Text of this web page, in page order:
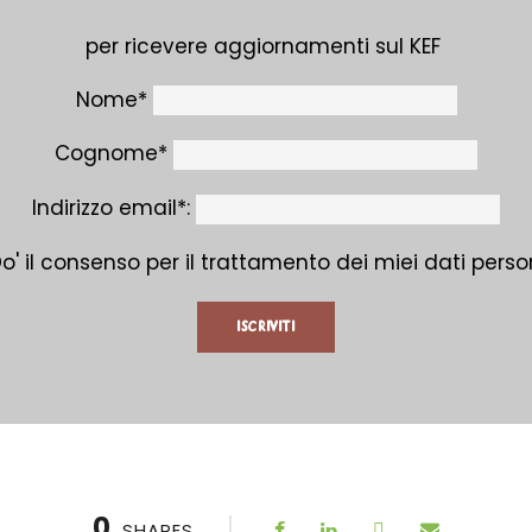
per ricevere aggiornamenti sul KEF
Nome*
Cognome*
Indirizzo email*:
il consenso per il trattamento dei miei dati